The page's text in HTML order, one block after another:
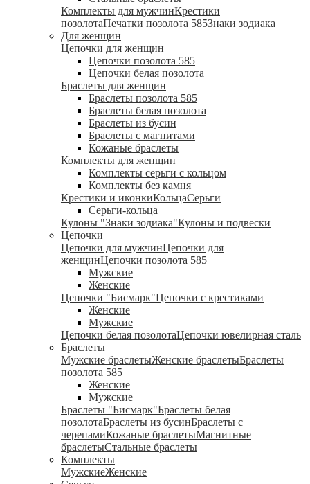
Комплекты для мужчинКрестики
позолотаПечатки позолота 585Знаки зодиака
Для женщин
Цепочки для женщин
Цепочки позолота 585
Цепочки белая позолота
Браслеты для женщин
Браслеты позолота 585
Браслеты белая позолота
Браслеты из бусин
Браслеты с магнитами
Кожаные браслеты
Комплекты для женщин
Комплекты серьги с кольцом
Комплекты без камня
Крестики и иконкиКольцаСерьги
Серьги-кольца
Кулоны "Знаки зодиака"Кулоны и подвески
Цепочки
Цепочки для мужчинЦепочки для
женщинЦепочки позолота 585
Мужские
Женские
Цепочки "Бисмарк"Цепочки с крестиками
Женские
Мужские
Цепочки белая позолотаЦепочки ювелирная сталь
Браслеты
Мужские браслетыЖенские браслетыБраслеты
позолота 585
Женские
Мужские
Браслеты "Бисмарк"Браслеты белая
позолотаБраслеты из бусинБраслеты с
черепамиКожаные браслетыМагнитные
браслетыСтальные браслеты
Комплекты
МужскиеЖенские